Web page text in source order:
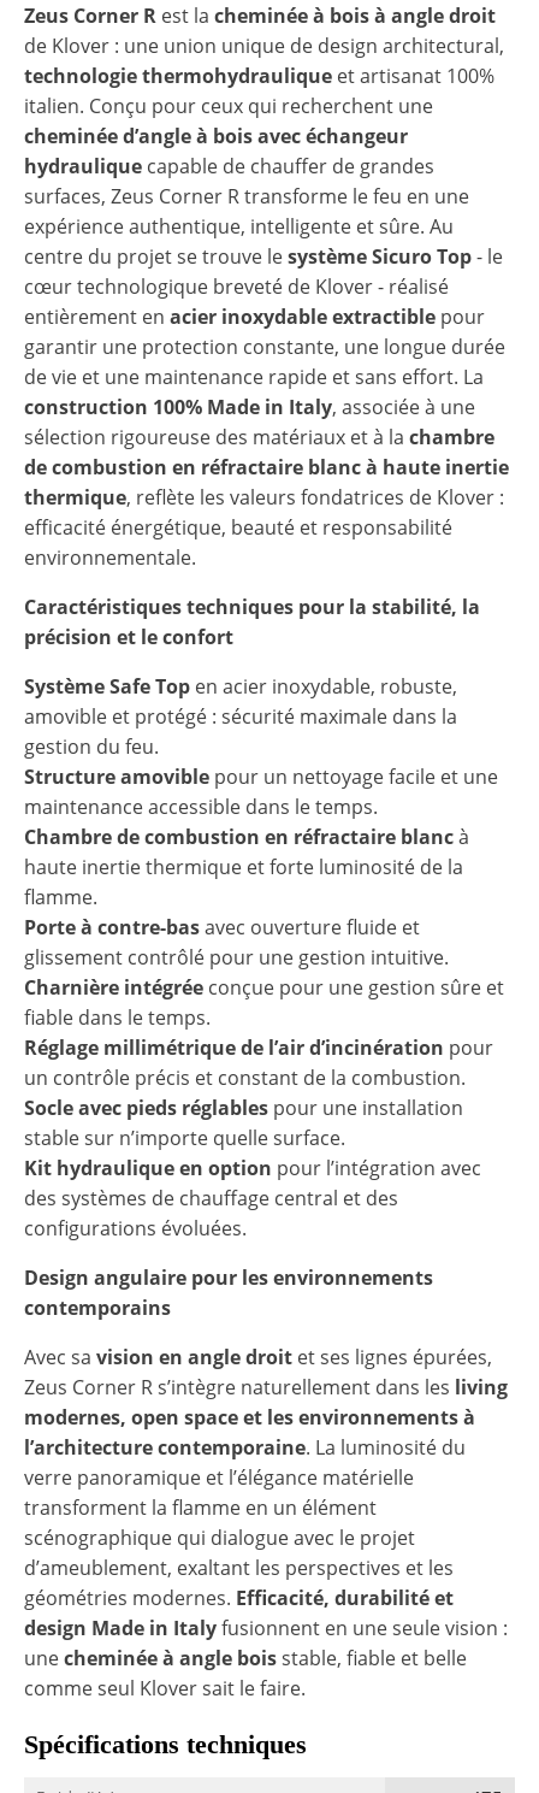
Zeus Corner R est la cheminée à bois à angle droit
de Klover : une union unique de design architectural,
technologie thermohydraulique et artisanat 100%
italien. Conçu pour ceux qui recherchent une
cheminée d’angle à bois avec échangeur
hydraulique capable de chauffer de grandes
surfaces, Zeus Corner R transforme le feu en une
expérience authentique, intelligente et sûre. Au
centre du projet se trouve lesystème Sicuro Top- le
cœur technologique breveté de Klover - réalisé
entièrement en acier inoxydable extractible pour
garantir une protection constante, une longue durée
de vie et une maintenance rapide et sans effort. La
construction 100% Made in Italy, associée à une
sélection rigoureuse des matériaux et à la chambre
de combustion en réfractaire blanc à haute inertie
thermique, reflète les valeurs fondatrices de Klover :
efficacité énergétique, beauté et responsabilité
environnementale.
Caractéristiques techniques pour la stabilité, la
précision et le confort
Système Safe Top en acier inoxydable, robuste,
amovible et protégé : sécurité maximale dans la
gestion du feu.
Structure amovible pour un nettoyage facile et une
maintenance accessible dans le temps.
Chambre de combustion en réfractaire blancà
haute inertie thermique et forte luminosité de la
flamme.
Porte à contre-basavec ouverture fluide et
glissement contrôlé pour une gestion intuitive.
Charnière intégrée conçue pour une gestion sûre et
fiable dans le temps.
Réglage millimétrique de l’air d’incinération pour
un contrôle précis et constant de la combustion.
Socle avec pieds réglables pour une installation
stable sur n’importe quelle surface.
Kit hydraulique en option pour l’intégration avec
des systèmes de chauffage central et des
configurations évoluées.
Design angulaire pour les environnements
contemporains
Avec sa vision en angle droit et ses lignes épurées,
Zeus Corner R s’intègre naturellement dans les living
modernes, open space et les environnements à
l’architecture contemporaine. La luminosité du
verre panoramique et l’élégance matérielle
transforment la flamme en un élément
scénographique qui dialogue avec le projet
d’ameublement, exaltant les perspectives et les
géométries modernes. Efficacité, durabilité et
design Made in Italyfusionnent en une seule vision :
unecheminée à angle boisstable, fiable et belle
comme seul Klover sait le faire.
Spécifications techniques